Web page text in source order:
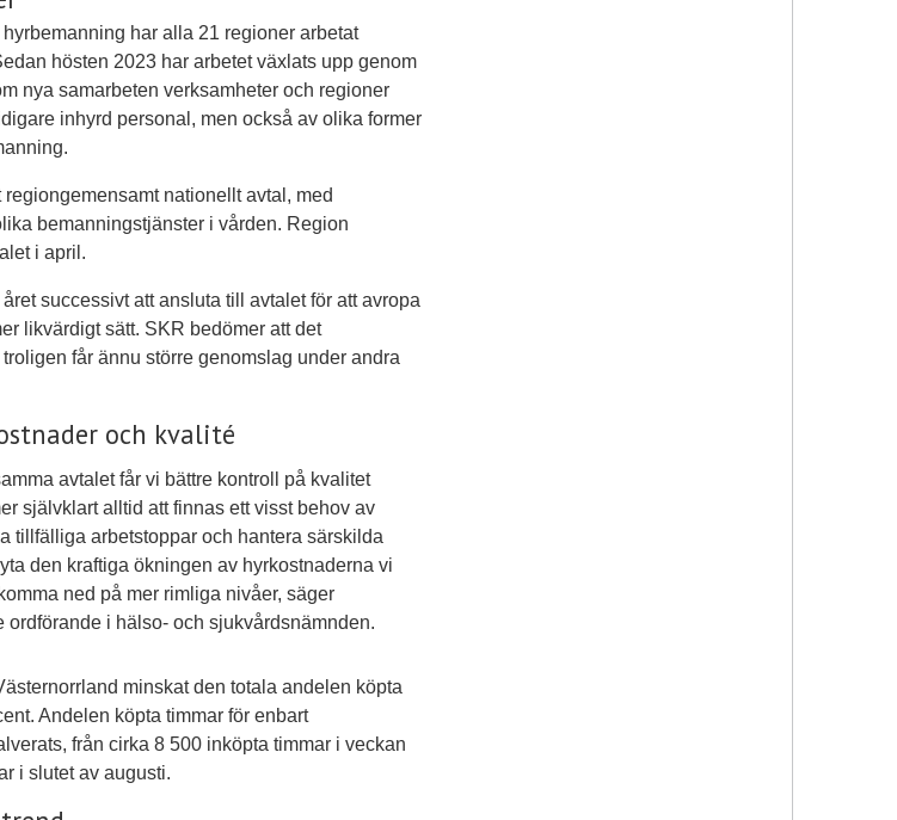
har alla 21 regioner arbetat
hösten 2023 har arbetet växlats upp genom
nya samarbeten verksamheter och regioner
inhyrd personal, men också av olika former
nationellt avtal, med
bemanningstjänster i vården. Region
i april.
successivt att ansluta till avtalet för att avropa
likvärdigt sätt. SKR bedömer att det
får ännu större genomslag under andra
och kvalité
avtalet får vi bättre kontroll på kvalitet
självklart alltid att finnas ett visst behov av
tillfälliga arbetstoppar och hantera särskilda
den kraftiga ökningen av hyrkostnaderna vi
ned på mer rimliga nivåer, säger
ordförande i hälso- och sjukvårdsnämnden.
minskat den totala andelen köpta
Andelen köpta timmar för enbart
från cirka 8 500 inköpta timmar i veckan
i slutet av augusti.